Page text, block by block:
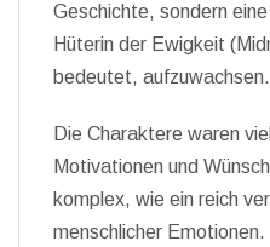
Geschichte, sondern
Hüterin der Ewigkeit
bedeutet, aufzuwachsen.
Die Charaktere waren
Motivationen und
komplex, wie ein reich
menschlicher